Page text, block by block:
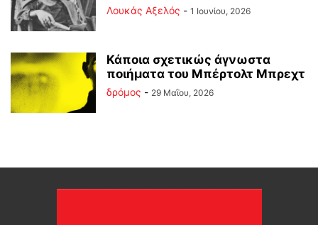
Λουκάς Αξελός - 1 Ιουνίου, 2026
Κάποια σχετικώς άγνωστα
ποιήματα του Μπέρτολτ Μπρεχτ
δρόμος - 29 Μαΐου, 2026